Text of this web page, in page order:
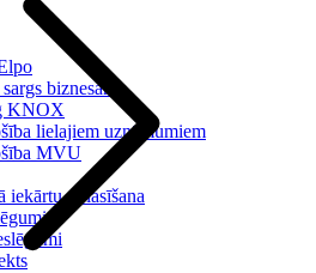
biznesam
KNOX
lielajiem uzņēmumiem
MVU
iekārtu nolasīšana